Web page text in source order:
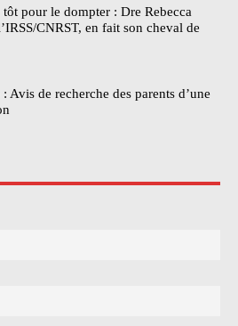
pour le dompter : Dre Rebecca
CNRST, en fait son cheval de
Avis de recherche des parents d’une